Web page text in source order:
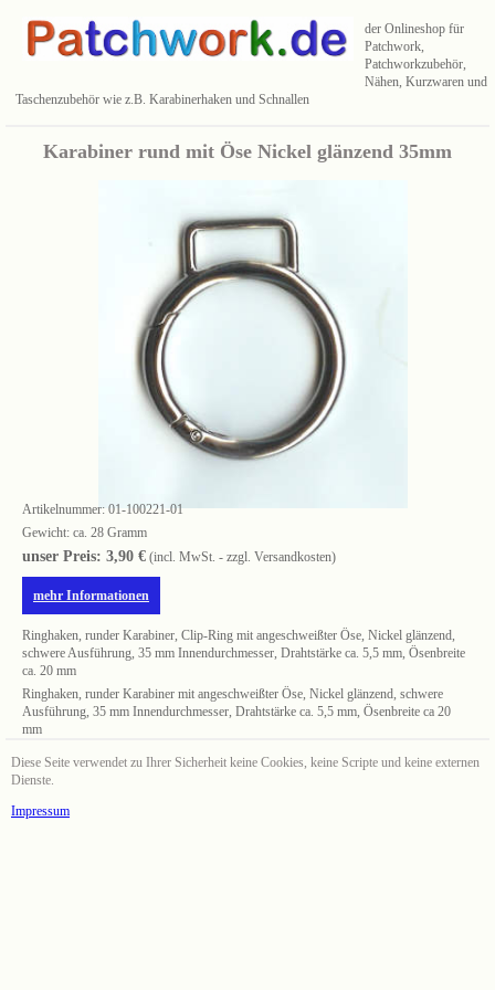
der Onlineshop für
Patchwork,
Patchworkzubehör,
Nähen, Kurzwaren und
Taschenzubehör wie z.B. Karabinerhaken und Schnallen
Karabiner rund mit Öse Nickel glänzend 35mm
Artikelnummer: 01-100221-01
Gewicht: ca. 28 Gramm
unser Preis: 3,90 € (incl. MwSt. - zzgl. Versandkosten)
mehr Informationen
Ringhaken, runder Karabiner, Clip-Ring mit angeschweißter Öse, Nickel glänzend,
schwere Ausführung, 35 mm Innendurchmesser, Drahtstärke ca. 5,5 mm, Ösenbreite
ca. 20 mm
Ringhaken, runder Karabiner mit angeschweißter Öse, Nickel glänzend, schwere
Ausführung, 35 mm Innendurchmesser, Drahtstärke ca. 5,5 mm, Ösenbreite ca 20
mm
Diese Seite verwendet zu Ihrer Sicherheit keine Cookies, keine Scripte und keine externen
Dienste.
Impressum